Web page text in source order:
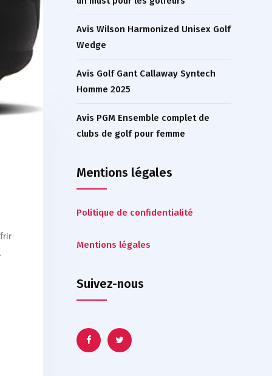
Avis Wilson Harmonized Unisex Golf
Wedge
Avis Golf Gant Callaway Syntech
Homme 2025
Avis PGM Ensemble complet de
clubs de golf pour femme
Mentions légales
Politique de confidentialité
Mentions légales
Suivez-nous